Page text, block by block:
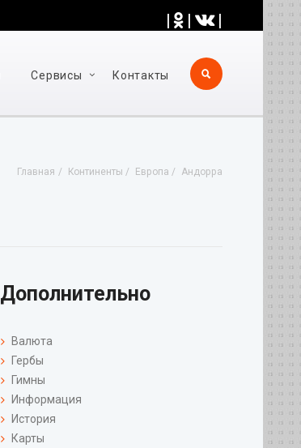
| | |
Cервисы Контакты
Главная Континенты Европа Андорра
Дополнительно
Валюта
Гербы
Гимны
Информация
История
Карты